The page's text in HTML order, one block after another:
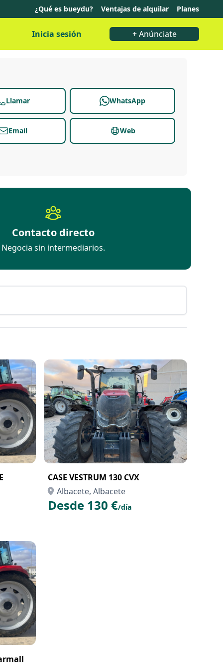
¿Qué es bueydu? Ventajas de alquilar Planes
Inicia sesión + Anúnciate
Llamar WhatsApp
Email Web
Contacto directo
Negocia sin intermediarios.
CASE VESTRUM 130 CVX
Albacete, Albacete
Desde 130 €/día